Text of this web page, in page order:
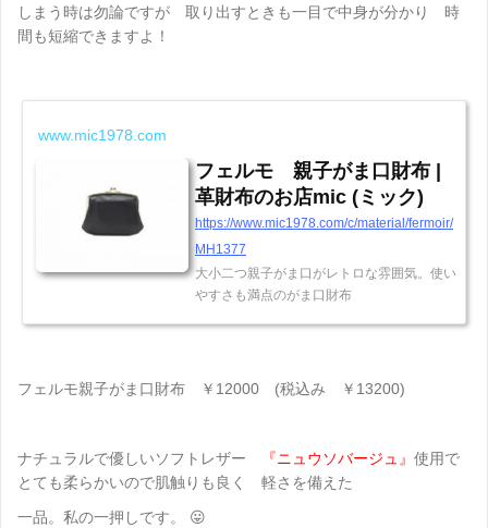
しまう時は勿論ですが 取り出すときも一目で中身が分かり 時
間も短縮できますよ！
www.mic1978.com
フェルモ 親子がま口財布 |
革財布のお店mic (ミック)
https://www.mic1978.com/c/material/fermoir/
MH1377
大小二つ親子がま口がレトロな雰囲気。使い
やすさも満点のがま口財布
フェルモ親子がま口財布 ￥12000 (税込み ￥13200)
ナチュラルで優しいソフトレザー 『ニュウソバージュ』 使用で
とても柔らかいので肌触りも良く 軽さを備えた
一品。私の一押しです。 😛